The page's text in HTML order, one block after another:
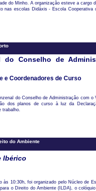
do Minho. A organização esteve a cargo
nas escolas Didáxis - Escola Cooperativa
do Conselho de
e Coordenadores de Curso
do Conselho de Administração com o
dos planos de curso à luz da
trabalho.
do Ambiente
Ibérico
10:30h, foi organizado pelo Núcleo de
o Direito do Ambiente (ILDA), o